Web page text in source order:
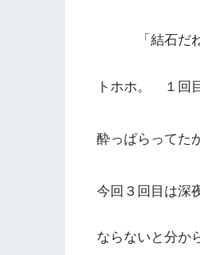
「結石だね
トホホ。 １回
酔っぱらってた
今回３回目は深
ならないと分か